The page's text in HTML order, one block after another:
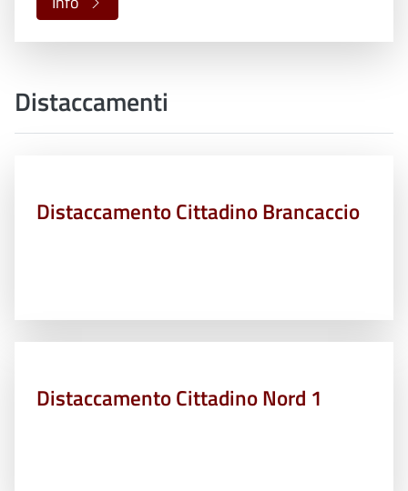
Distaccamenti
Distaccamento Cittadino Brancaccio
Distaccamento Cittadino Nord 1